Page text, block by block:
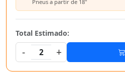
Pneus a partir de 18"
Total Estimado:
-
2 +